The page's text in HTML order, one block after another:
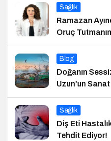
Sağlık
Ramazan
Oruç
Blog
Doğanın
Uzun’un
Sağlık
Diş Eti
Tehdit Ediyor!